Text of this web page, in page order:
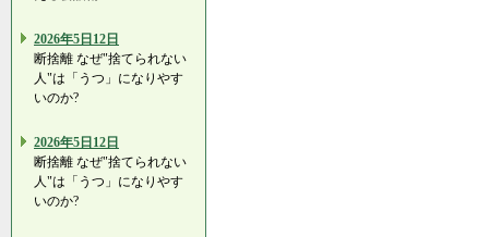
2026年5日12日
断捨離 なぜ"捨てられない
人"は「うつ」になりやす
いのか?
2026年5日12日
断捨離 なぜ"捨てられない
人"は「うつ」になりやす
いのか?